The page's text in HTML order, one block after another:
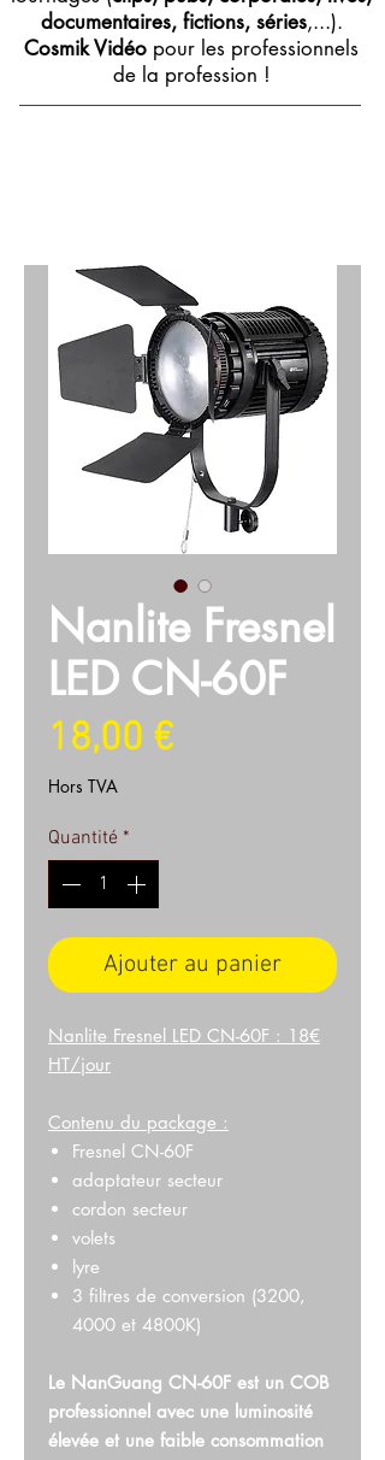
documentaires, fictions, séries,...).
Cosmik Vidéo pour les professionnels
de la profession !
Nanlite Fresnel
LED CN-60F
18,00 €Prix
Hors TVA
Quantité *
Ajouter au panier
Nanlite Fresnel LED CN-60F : 18€
HT/jour
Contenu du package :
Fresnel CN-60F
adaptateur secteur
cordon secteur
volets
lyre
3 filtres de conversion (3200,
4000 et 4800K)
Le NanGuang CN-60F est un COB
professionnel avec une luminosité
élevée et une faible consommation